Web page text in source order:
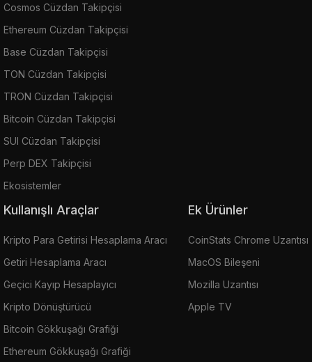
Cosmos Cüzdan Takipçisi
Ethereum Cüzdan Takipçisi
Base Cüzdan Takipçisi
TON Cüzdan Takipçisi
TRON Cüzdan Takipçisi
Bitcoin Cüzdan Takipçisi
SUI Cüzdan Takipçisi
Perp DEX Takipçisi
Ekosistemler
Kullanışlı Araçlar
Kripto Para Getirisi Hesaplama Aracı
Getiri Hesaplama Aracı
Geçici Kayıp Hesaplayıcı
Kripto Dönüştürücü
Bitcoin Gökkuşağı Grafiği
Ethereum Gökkuşağı Grafiği
Ek Ürünler
CoinStats Chrome Uzantısı
MacOS Bileşeni
Mozilla Uzantısı
Apple TV